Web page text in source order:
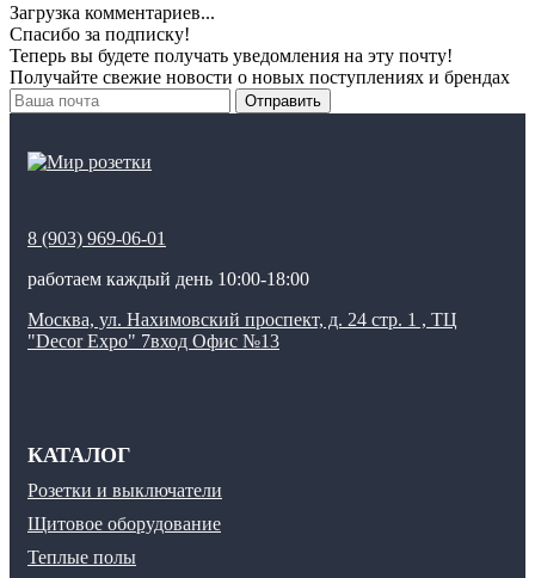
Загрузка комментариев...
Спасибо за подписку!
Теперь вы будете получать уведомления на эту почту!
Получайте свежие новости о новых поступлениях и брендах
Отправить
8 (903) 969-06-01
работаем каждый день 10:00-18:00
Москва, ул. Нахимовский проспект, д. 24 стр. 1 , ТЦ
"Decor Expo" 7вход Офис №13
КАТАЛОГ
Розетки и выключатели
Щитовое оборудование
Теплые полы